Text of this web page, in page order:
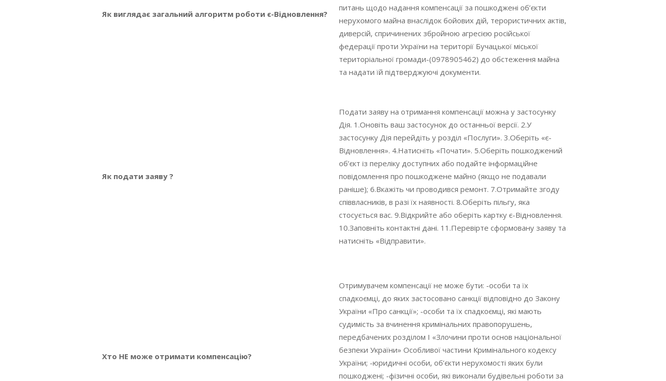
Як виглядає загальний алгоритм роботи є-Відновлення?
питань щодо надання компенсації за пошкоджені об’єкти
нерухомого майна внаслідок бойових дій, терористичних актів,
диверсій, спричинених збройною агресією російської
федерації проти України на території Бучацької міської
територіальної громади-(0978905462) до обстеження майна
та надати їй підтверджуючі документи.
Як подати заяву ?
Подати заяву на отримання компенсації можна у застосунку
Дія. 1.Оновіть ваш застосунок до останньої версії. 2.У
застосунку Дія перейдіть у розділ «Послуги». 3.Оберіть «є-
Відновлення». 4.Натисніть «Почати». 5.Оберіть пошкоджений
об’єкт із переліку доступних або подайте інформаційне
повідомлення про пошкоджене майно (якщо не подавали
раніше); 6.Вкажіть чи проводився ремонт. 7.Отримайте згоду
співвласників, в разі їх наявності. 8.Оберіть пільгу, яка
стосується вас. 9.Відкрийте або оберіть картку є-Відновлення.
10.Заповніть контактні дані. 11.Перевірте сформовану заяву та
натисніть «Відправити».
Хто НЕ може отримати компенсацію?
Отримувачем компенсації не може бути: -особи та їх
спадкоємці, до яких застосовано санкції відповідно до Закону
України «Про санкції»; -особи та їх спадкоємці, які мають
судимість за вчинення кримінальних правопорушень,
передбачених розділом І «Злочини проти основ національної
безпеки України» Особливої частини Кримінального кодексу
України; -юридичні особи, об’єкти нерухомості яких були
пошкоджені; -фізичні особи, які виконали будівельні роботи за